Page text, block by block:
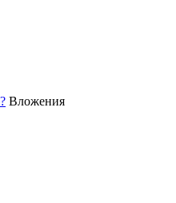
Вложения